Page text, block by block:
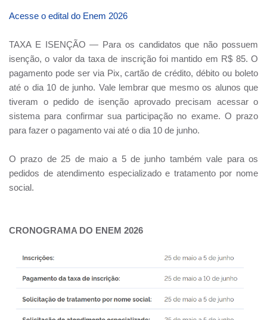
Acesse o edital do Enem 2026
TAXA E ISENÇÃO — Para os candidatos que não possuem
isenção, o valor da taxa de inscrição foi mantido em R$ 85. O
pagamento pode ser via Pix, cartão de crédito, débito ou boleto
até o dia 10 de junho. Vale lembrar que mesmo os alunos que
tiveram o pedido de isenção aprovado precisam acessar o
sistema para confirmar sua participação no exame. O prazo
para fazer o pagamento vai até o dia 10 de junho.
O prazo de 25 de maio a 5 de junho também vale para os
pedidos de atendimento especializado e tratamento por nome
social.
CRONOGRAMA DO ENEM 2026